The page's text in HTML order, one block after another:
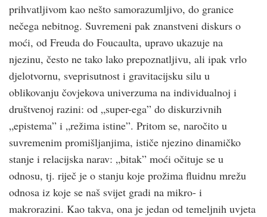
prihvatljivom kao nešto samorazumljivo, do granice
nečega nebitnog. Suvremeni pak znanstveni diskurs o
moći, od Freuda do Foucaulta, upravo ukazuje na
njezinu, često ne tako lako prepoznatljivu, ali ipak vrlo
djelotvornu, sveprisutnost i gravitacijsku silu u
oblikovanju čovjekova univerzuma na individualnoj i
društvenoj razini: od „super-ega” do diskurzivnih
„epistema” i „režima istine”. Pritom se, naročito u
suvremenim promišljanjima, ističe njezino dinamičko
stanje i relacijska narav: „bitak” moći očituje se u
odnosu, tj. riječ je o stanju koje prožima fluidnu mrežu
odnosa iz koje se naš svijet gradi na mikro- i
makrorazini. Kao takva, ona je jedan od temeljnih uvjeta